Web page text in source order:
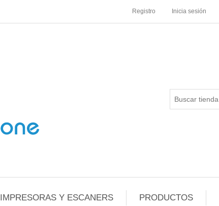
Registro Inicia sesión
IMPRESORAS Y ESCANERS PRODUCTOS